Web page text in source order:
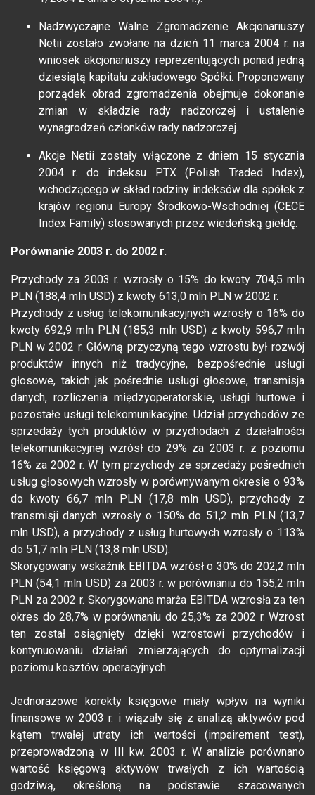
Nadzwyczajne Walne Zgromadzenie Akcjonariuszy
Netii zostało zwołane na dzień 11 marca 2004 r. na
wniosek akcjonariuszy reprezentujących ponad jedną
dziesiątą kapitału zakładowego Spółki. Proponowany
porządek obrad zgromadzenia obejmuje dokonanie
zmian w składzie rady nadzorczej i ustalenie
wynagrodzeń członków rady nadzorczej.
Akcje Netii zostały włączone z dniem 15 stycznia
2004 r. do indeksu PTX (Polish Traded Index),
wchodzącego w skład rodziny indeksów dla spółek z
krajów regionu Europy Środkowo-Wschodniej (CECE
Index Family) stosowanych przez wiedeńską giełdę.
Porównanie 2003 r. do 2002 r.
Przychody za 2003 r. wzrosły o 15% do kwoty 704,5 mln
PLN (188,4 mln USD) z kwoty 613,0 mln PLN w 2002 r.
Przychody z usług telekomunikacyjnych wzrosły o 16% do
kwoty 692,9 mln PLN (185,3 mln USD) z kwoty 596,7 mln
PLN w 2002 r. Główną przyczyną tego wzrostu był rozwój
produktów innych niż tradycyjne, bezpośrednie usługi
głosowe, takich jak pośrednie usługi głosowe, transmisja
danych, rozliczenia międzyoperatorskie, usługi hurtowe i
pozostałe usługi telekomunikacyjne. Udział przychodów ze
sprzedaży tych produktów w przychodach z działalności
telekomunikacyjnej wzrósł do 29% za 2003 r. z poziomu
16% za 2002 r. W tym przychody ze sprzedaży pośrednich
usług głosowych wzrosły w porównywanym okresie o 93%
do kwoty 66,7 mln PLN (17,8 mln USD), przychody z
transmisji danych wzrosły o 150% do 51,2 mln PLN (13,7
mln USD), a przychody z usług hurtowych wzrosły o 113%
do 51,7 mln PLN (13,8 mln USD).
Skorygowany wskaźnik EBITDA wzrósł o 30% do 202,2 mln
PLN (54,1 mln USD) za 2003 r. w porównaniu do 155,2 mln
PLN za 2002 r. Skorygowana marża EBITDA wzrosła za ten
okres do 28,7% w porównaniu do 25,3% za 2002 r. Wzrost
ten został osiągnięty dzięki wzrostowi przychodów i
kontynuowaniu działań zmierzających do optymalizacji
poziomu kosztów operacyjnych.
Jednorazowe korekty księgowe miały wpływ na wyniki
finansowe w 2003 r. i wiązały się z analizą aktywów pod
kątem trwałej utraty ich wartości (impairement test),
przeprowadzoną w III kw. 2003 r. W analizie porównano
wartość księgową aktywów trwałych z ich wartością
godziwą, określoną na podstawie szacowanych